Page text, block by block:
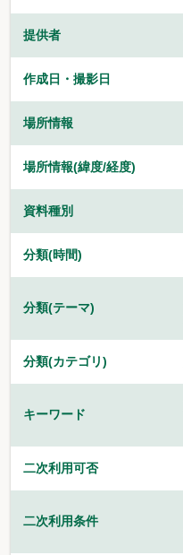
提供者
作成日・撮影日
場所情報
場所情報(緯度/経度)
資料種別
分類(時間)
分類(テーマ)
分類(カテゴリ)
キーワード
二次利用可否
二次利用条件